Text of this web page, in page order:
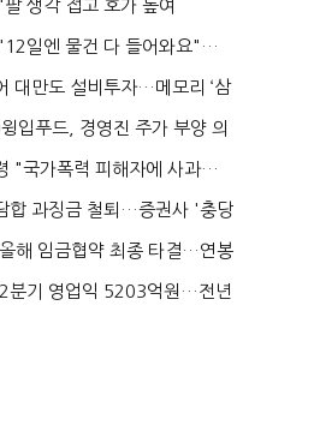
생각 접고 호가 높여
똘한 한 채' 20...
일엔 물건 다 들어와요"…
우며 문 연 ...
대만도 설비투자…메모리 ‘삼
입푸드, 경영진 주가 부양 의
가...
"국가폭력 피해자에 사과…
사로 진...
합 과징금 철퇴…증권사 '충당
려...
해 임금협약 최종 타결…연봉
·격려...
분기 영업익 5203억원…전년